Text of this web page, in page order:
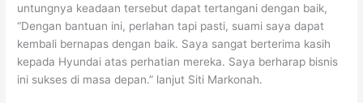
untungnya keadaan tersebut dapat tertangani dengan baik,
“Dengan bantuan ini, perlahan tapi pasti, suami saya dapat
kembali bernapas dengan baik. Saya sangat berterima kasih
kepada Hyundai atas perhatian mereka. Saya berharap bisnis
ini sukses di masa depan.” lanjut Siti Markonah.